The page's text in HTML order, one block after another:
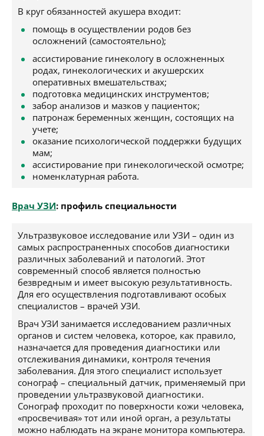
В круг обязанностей акушера входит:
помощь в осуществлении родов без
осложнений (самостоятельно);
ассистирование гинекологу в осложненных
родах, гинекологических и акушерских
оперативных вмешательствах;
подготовка медицинских инструментов;
забор анализов и мазков у пациенток;
патронаж беременных женщин, состоящих на
учете;
оказание психологической поддержки будущих
мам;
ассистирование при гинекологической осмотре;
номенклатурная работа.
Врач УЗИ: профиль специальности
Ультразвуковое исследование или УЗИ – один из
самых распространенных способов диагностики
различных заболеваний и патологий. Этот
современный способ является полностью
безвредным и имеет высокую результативность.
Для его осуществления подготавливают особых
специалистов – врачей УЗИ.
Врач УЗИ занимается исследованием различных
органов и систем человека, которое, как правило,
назначается для проведения диагностики или
отслеживания динамики, контроля течения
заболевания. Для этого специалист использует
сонограф – специальный датчик, применяемый при
проведении ультразвуковой диагностики.
Сонограф проходит по поверхности кожи человека,
«просвечивая» тот или иной орган, а результаты
можно наблюдать на экране монитора компьютера.